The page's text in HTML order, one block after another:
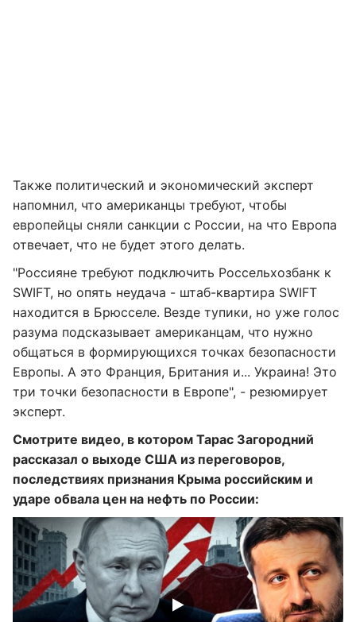
Также политический и экономический эксперт
напомнил, что американцы требуют, чтобы
европейцы сняли санкции с России, на что Европа
отвечает, что не будет этого делать.
"Россияне требуют подключить Россельхозбанк к
SWIFT, но опять неудача - штаб-квартира SWIFT
находится в Брюсселе. Везде тупики, но уже голос
разума подсказывает американцам, что нужно
общаться в формирующихся точках безопасности
Европы. А это Франция, Британия и... Украина! Это
три точки безопасности в Европе", - резюмирует
эксперт.
Смотрите видео, в котором Тарас Загородний
рассказал о выходе США из переговоров,
последствиях признания Крыма российским и
ударе обвала цен на нефть по России: